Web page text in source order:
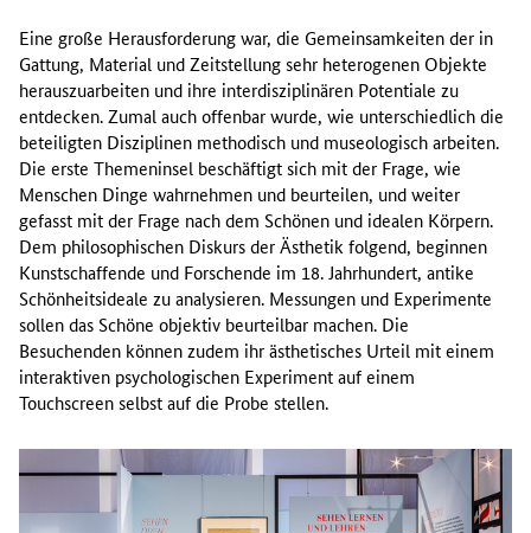
Eine große Herausforderung war, die Gemeinsamkeiten der in
Gattung, Material und Zeitstellung sehr heterogenen Objekte
herauszuarbeiten und ihre interdisziplinären Potentiale zu
entdecken. Zumal auch offenbar wurde, wie unterschiedlich die
beteiligten Disziplinen methodisch und museologisch arbeiten.
Die erste Themeninsel beschäftigt sich mit der Frage, wie
Menschen Dinge wahrnehmen und beurteilen, und weiter
gefasst mit der Frage nach dem Schönen und idealen Körpern.
Dem philosophischen Diskurs der Ästhetik folgend, beginnen
Kunstschaffende und Forschende im 18. Jahrhundert, antike
Schönheitsideale zu analysieren. Messungen und Experimente
sollen das Schöne objektiv beurteilbar machen. Die
Besuchenden können zudem ihr ästhetisches Urteil mit einem
interaktiven psychologischen Experiment auf einem
Touchscreen selbst auf die Probe stellen.